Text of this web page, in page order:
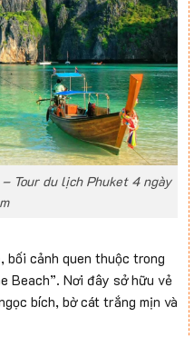
Tour du lịch Phuket 4 ngày
, bối cảnh quen thuộc trong
Beach”. Nơi đây sở hữu vẻ
bích, bờ cát trắng mịn và